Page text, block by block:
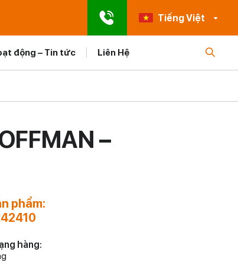
Tiếng Việt
động – Tin tức Liên Hệ
–
phẩm:
hàng: